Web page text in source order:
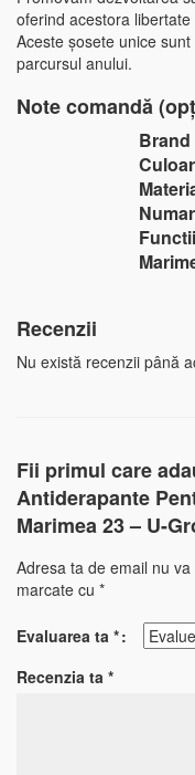
oferind acestora
Aceste șosete unice
parcursul anului.
Note comandă
Brand
Functii
Recenzii
Nu există recenzii până
Fii primul care
Antiderapante
Marimea 23 – U-
Adresa ta de email nu
marcate cu *
Evaluarea ta *
Recenzia ta *